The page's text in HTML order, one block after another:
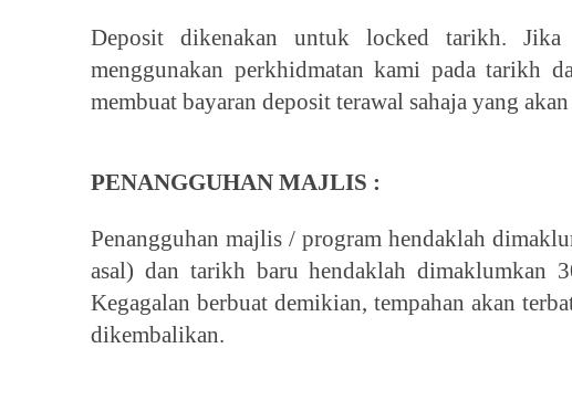
Deposit dikenakan untuk locked tarikh.
menggunakan perkhidmatan kami pada tarikh
membuat bayaran deposit terawal sahaja yang
PENANGGUHAN MAJLIS :
Penangguhan majlis / program hendaklah
asal) dan tarikh baru hendaklah dimaklumkan
Kegagalan berbuat demikian, tempahan akan
dikembalikan.